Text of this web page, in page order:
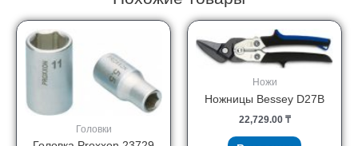
Головки
Ножи
Ножницы Bessey D27B
22,729.00 ₸